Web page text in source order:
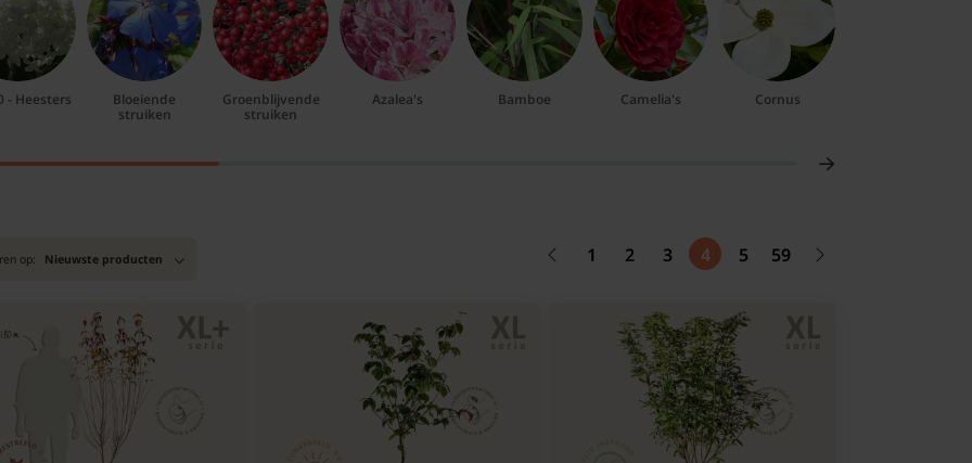
- Heesters
Bloeiende
struiken
Groenblijvende
struiken
Azalea's Bamboe Camelia's Cornus
op: Nieuwste producten 1 2 3 4 5 59